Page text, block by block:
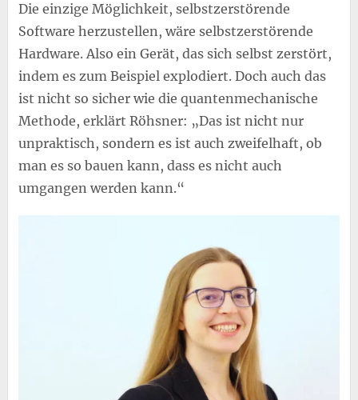
Die einzige Möglichkeit, selbstzerstörende
Software herzustellen, wäre selbstzerstörende
Hardware. Also ein Gerät, das sich selbst zerstört,
indem es zum Beispiel explodiert. Doch auch das
ist nicht so sicher wie die quantenmechanische
Methode, erklärt Röhsner: „Das ist nicht nur
unpraktisch, sondern es ist auch zweifelhaft, ob
man es so bauen kann, dass es nicht auch
umgangen werden kann.“